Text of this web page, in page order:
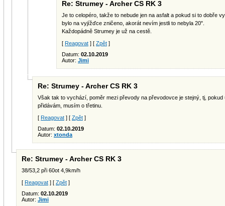
Re: Strumey - Archer CS RK 3
Je to celopéro, takže to nebude jen na asfalt a pokud si to dobře
bylo na vyjížďce zničeno, akorát nevím jestli to nebyla 20".
Každopádně Strumey je už na cestě.
[ Reagovat ] [ Zpět ]
Datum: 02.10.2019
Autor: Jimi
Re: Strumey - Archer CS RK 3
Však tak to vychází, poměr mezi převody na převodovce je stejný, tj,
přidávám, musím o třetinu.
[ Reagovat ] [ Zpět ]
Datum: 02.10.2019
Autor: xtonda
Re: Strumey - Archer CS RK 3
38/53,2 při 60ot 4,9km/h
[ Reagovat ] [ Zpět ]
Datum: 02.10.2019
Autor: Jimi